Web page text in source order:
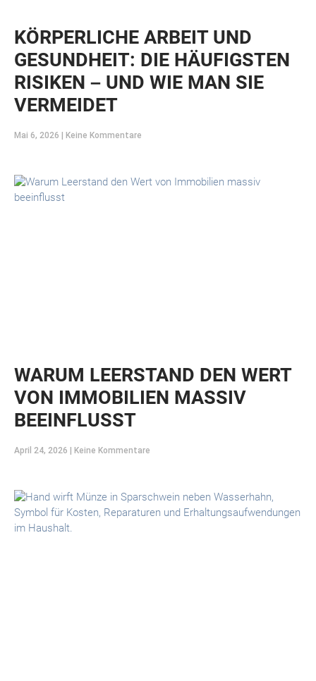
KÖRPERLICHE ARBEIT UND
GESUNDHEIT: DIE HÄUFIGSTEN
RISIKEN – UND WIE MAN SIE
VERMEIDET
Mai 6, 2026 Keine Kommentare
WARUM LEERSTAND DEN WERT
VON IMMOBILIEN MASSIV
BEEINFLUSST
April 24, 2026 Keine Kommentare